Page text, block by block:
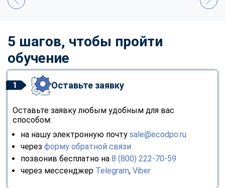
5 шагов, чтобы пройти
обучение
1 Оставьте заявку
Оставьте заявку любым удобным для вас
способом:
на нашу электронную почту sale@ecodpo.ru
через форму обратной связи
позвонив бесплатно на 8 (800) 222-70-59
через мессенджер Telegram, Viber